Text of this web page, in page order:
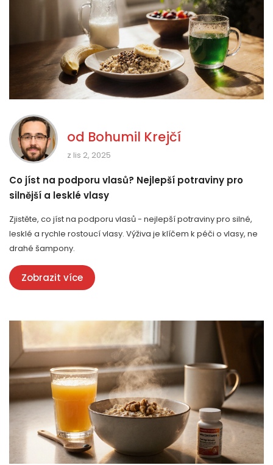
od Bohumil Krejčí
z lis 2, 2025
Co jíst na podporu vlasů? Nejlepší potraviny pro
silnější a lesklé vlasy
Zjistěte, co jíst na podporu vlasů - nejlepší potraviny pro silné,
lesklé a rychle rostoucí vlasy. Výživa je klíčem k péči o vlasy, ne
drahé šampony.
Zobrazit více